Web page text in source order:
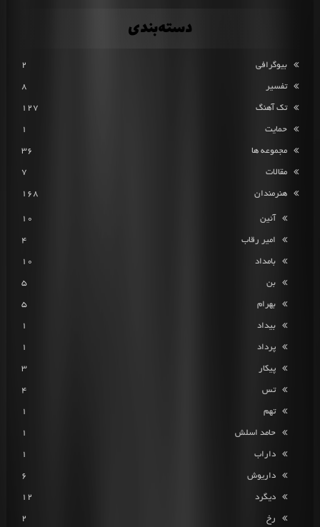
دسته‌بندی
بیوگرافی 2
تفسیر 8
تک آهنگ 127
حمایت 1
مجموعه ها 36
مقالات 7
هنرمندان 168
آئین 10
امیر رقاب 4
بامداد 10
بن 5
بهرام 5
بیداد 1
پرداد 1
پیکار 3
تس 4
تهم 1
حامد اسلش 1
داراب 1
داریوش 6
دیگرد 12
رخ 2